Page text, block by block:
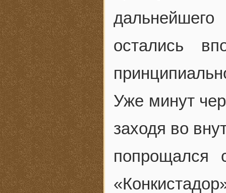
остались
Уже минут
заходя во
попрощался